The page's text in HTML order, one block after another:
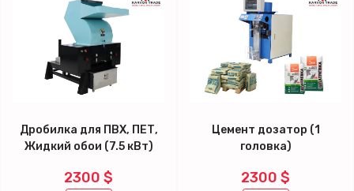
Дробилка для ПВХ, ПЕТ,
Жидкий обои (7.5 кВт)
2300 $
Цемент дозатор (1
головка)
2300 $